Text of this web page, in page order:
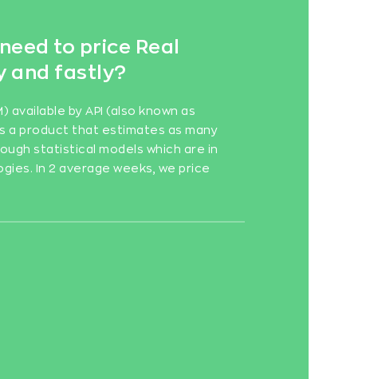
to price Real
and fastly?
available by API (also known as
a product that estimates as many
statistical models which are in
In 2 average weeks, we price